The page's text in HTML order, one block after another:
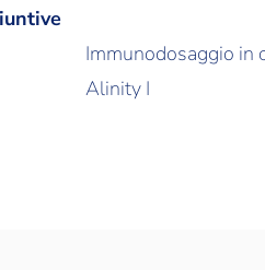
Immunodosaggio in
Alinity I